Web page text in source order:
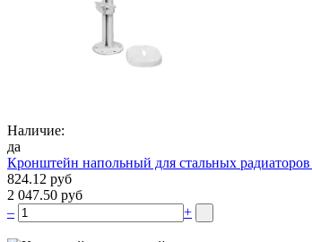
Наличие:
да
Кронштейн напольный для стальных
824.12 руб
2 047.50 руб
–
+